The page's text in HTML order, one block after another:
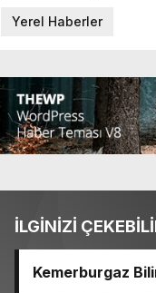
Yerel Haberler
İLGİNİZİ
Kemerburgaz